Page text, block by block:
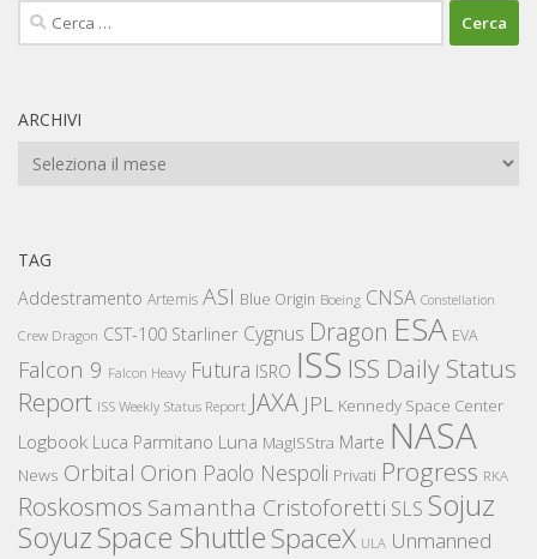
Ricerca
per:
ARCHIVI
Archivi
TAG
Addestramento Artemis ASI Blue Origin Boeing CNSA Constellation
Crew Dragon CST-100 Starliner Cygnus Dragon ESA EVA
Falcon 9 Falcon Heavy Futura ISRO ISS ISS Daily Status
Report ISS Weekly Status Report JAXA JPL Kennedy Space Center
Logbook Luca Parmitano Luna MagISStra Marte NASA
News Orbital Orion Paolo Nespoli Privati Progress RKA
Roskosmos Samantha Cristoforetti SLS Sojuz
SoyuzSpace ShuttleSpaceX ULA Unmanned